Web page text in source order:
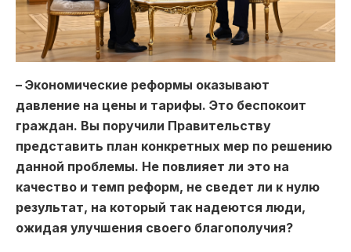
– Экономические реформы оказывают
давление на цены и тарифы. Это беспокоит
граждан. Вы поручили Правительству
представить план конкретных мер по решению
данной проблемы. Не повлияет ли это на
качество и темп реформ, не сведет ли к нулю
результат, на который так надеются люди,
ожидая улучшения своего благополучия?